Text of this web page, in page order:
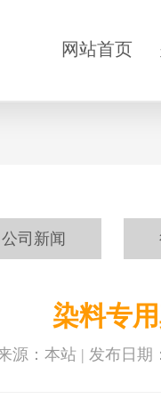
网站首页
公司新闻
染料专
源：本站 | 发布日期